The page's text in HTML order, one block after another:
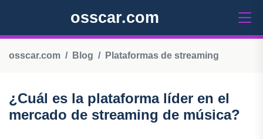
osscar.com
osscar.com Blog Plataformas de streaming
¿Cuál es la plataforma líder en el
mercado de streaming de música?